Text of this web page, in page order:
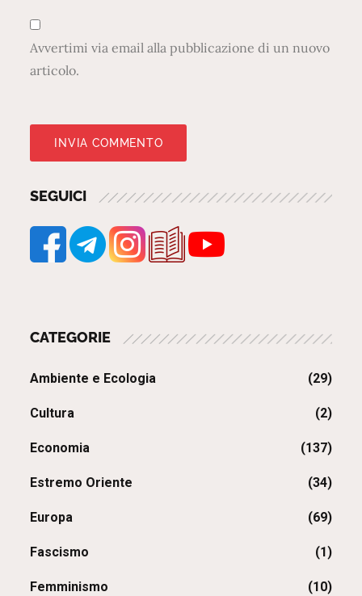
Avvertimi via email alla pubblicazione di un nuovo
articolo.
SEGUICI
CATEGORIE
Ambiente e Ecologia (29)
Cultura (2)
Economia (137)
Estremo Oriente (34)
Europa (69)
Fascismo (1)
Femminismo (10)